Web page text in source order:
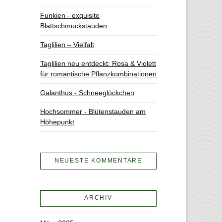
Funkien - exquisite
Blattschmuckstauden
Taglilien – Vielfalt
Taglilien neu entdeckt: Rosa & Violett
für romantische Pflanzkombinationen
Galanthus - Schneeglöckchen
Hochsommer - Blütenstauden am
Höhepunkt
NEUESTE KOMMENTARE
ARCHIV